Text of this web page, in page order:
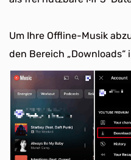
Um Ihre Offline-Musik
den Bereich